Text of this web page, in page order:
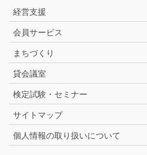
経営支援
会員サービス
まちづくり
貸会議室
検定試験・セミナー
サイトマップ
個人情報の取り扱いについて